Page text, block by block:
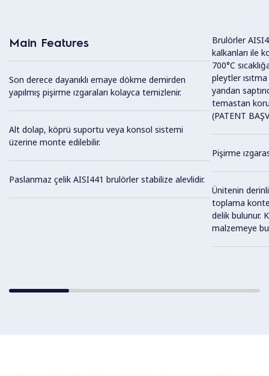
Main Features
Son derece dayanıklı emaye dökme demirden
yapılmış pişirme ızgaraları kolayca temizlenir.
Alt dolap, köprü suportu veya konsol sistemi
üzerine monte edilebilir.
Paslanmaz çelik AISI441 brulörler stabilize alevlidir.
Brulörler
kalkanları ile
700°C
pleytler
yandan
temastan
(PATENT
Pişirme
Ünitenin
toplama
delik bulunur.
malzemeye